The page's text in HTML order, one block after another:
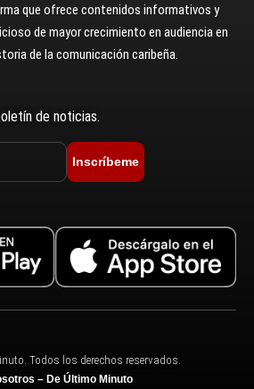
que ofrece contenidos informativos y
de mayor crecimiento en audiencia en
de la comunicación caribeña.
de noticias.
Inscríbeme
Todos los derechos reservados.
– De Último Minuto